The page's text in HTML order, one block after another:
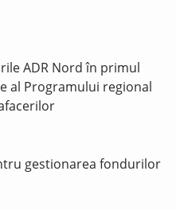
ADR Nord în primul
al Programului regional
gestionarea fondurilor